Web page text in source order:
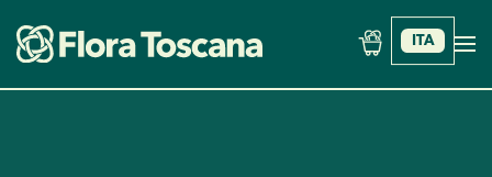
Skip to main content ITA